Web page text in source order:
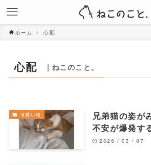
ホーム 心配
心配 ｜ねこのこと。
可愛い猫
兄弟猫の姿が
不安が爆発す
2026 / 03 / 07